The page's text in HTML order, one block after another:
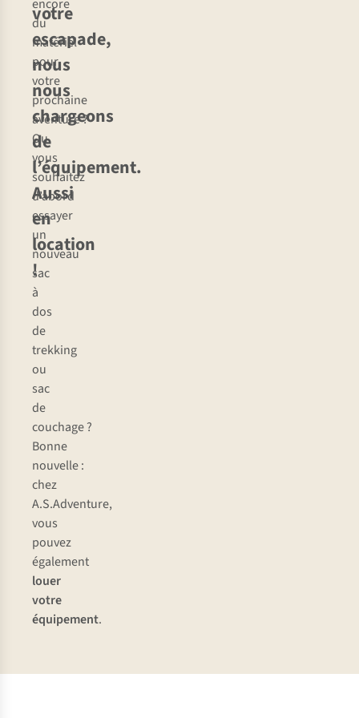
votre
escapade,
nous
nous
chargeons
de
l’équipement.
Aussi
en
location
!
encore
du
matériel
pour
votre
prochaine
aventure ?
Ou
vous
souhaitez
d’abord
essayer
un
nouveau
sac
à
dos
de
trekking
ou
sac
de
couchage ?
Bonne
nouvelle :
chez
A.S.Adventure,
vous
pouvez
également
louer
votre
équipement.